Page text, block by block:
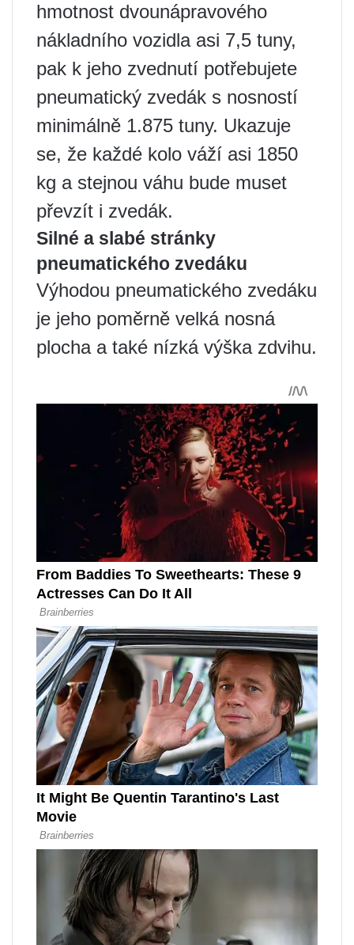
hmotnost dvounápravového
nákladního vozidla asi 7,5 tuny,
pak k jeho zvednutí potřebujete
pneumatický zvedák s nosností
minimálně 1.875 tuny. Ukazuje
se, že každé kolo váží asi 1850
kg a stejnou váhu bude muset
převzít i zvedák.
Silné a slabé stránky
pneumatického zvedáku
Výhodou pneumatického zvedáku
je jeho poměrně velká nosná
plocha a také nízká výška zdvihu.